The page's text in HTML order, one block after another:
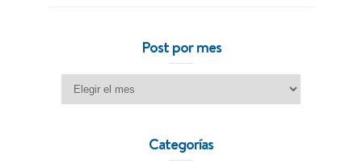
Post por mes
Post por mes
Categorías